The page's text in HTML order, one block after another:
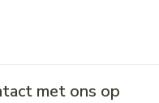
met ons op